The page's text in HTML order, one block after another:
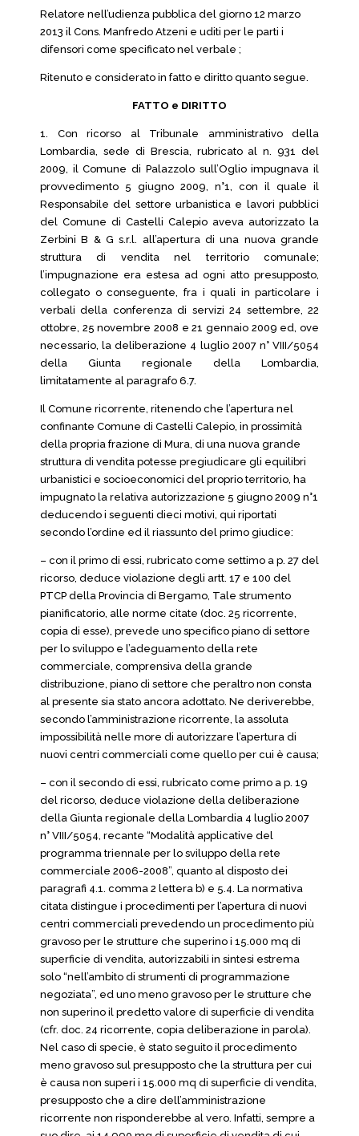
Relatore nell’udienza pubblica del giorno 12 marzo
2013 il Cons. Manfredo Atzeni e uditi per le parti i
difensori come specificato nel verbale ;
Ritenuto e considerato in fatto e diritto quanto segue.
FATTO e DIRITTO
1. Con ricorso al Tribunale amministrativo della
Lombardia, sede di Brescia, rubricato al n. 931 del
2009, il Comune di Palazzolo sull’Oglio impugnava il
provvedimento 5 giugno 2009, n°1, con il quale il
Responsabile del settore urbanistica e lavori pubblici
del Comune di Castelli Calepio aveva autorizzato la
Zerbini B & G s.r.l. all’apertura di una nuova grande
struttura di vendita nel territorio comunale;
l’impugnazione era estesa ad ogni atto presupposto,
collegato o conseguente, fra i quali in particolare i
verbali della conferenza di servizi 24 settembre, 22
ottobre, 25 novembre 2008 e 21 gennaio 2009 ed, ove
necessario, la deliberazione 4 luglio 2007 n° VIII/5054
della Giunta regionale della Lombardia,
limitatamente al paragrafo 6.7.
Il Comune ricorrente, ritenendo che l’apertura nel
confinante Comune di Castelli Calepio, in prossimità
della propria frazione di Mura, di una nuova grande
struttura di vendita potesse pregiudicare gli equilibri
urbanistici e socioeconomici del proprio territorio, ha
impugnato la relativa autorizzazione 5 giugno 2009 n°1
deducendo i seguenti dieci motivi, qui riportati
secondo l’ordine ed il riassunto del primo giudice:
– con il primo di essi, rubricato come settimo a p. 27 del
ricorso, deduce violazione degli artt. 17 e 100 del
PTCP della Provincia di Bergamo, Tale strumento
pianificatorio, alle norme citate (doc. 25 ricorrente,
copia di esse), prevede uno specifico piano di settore
per lo sviluppo e l’adeguamento della rete
commerciale, comprensiva della grande
distribuzione, piano di settore che peraltro non consta
al presente sia stato ancora adottato. Ne deriverebbe,
secondo l’amministrazione ricorrente, la assoluta
impossibilità nelle more di autorizzare l’apertura di
nuovi centri commerciali come quello per cui è causa;
– con il secondo di essi, rubricato come primo a p. 19
del ricorso, deduce violazione della deliberazione
della Giunta regionale della Lombardia 4 luglio 2007
n° VIII/5054, recante “Modalità applicative del
programma triennale per lo sviluppo della rete
commerciale 2006-2008”, quanto al disposto dei
paragrafi 4.1. comma 2 lettera b) e 5.4. La normativa
citata distingue i procedimenti per l’apertura di nuovi
centri commerciali prevedendo un procedimento più
gravoso per le strutture che superino i 15.000 mq di
superficie di vendita, autorizzabili in sintesi estrema
solo “nell’ambito di strumenti di programmazione
negoziata”, ed uno meno gravoso per le strutture che
non superino il predetto valore di superficie di vendita
(cfr. doc. 24 ricorrente, copia deliberazione in parola).
Nel caso di specie, è stato seguito il procedimento
meno gravoso sul presupposto che la struttura per cui
è causa non superi i 15.000 mq di superficie di vendita,
presupposto che a dire dell’amministrazione
ricorrente non risponderebbe al vero. Infatti, sempre a